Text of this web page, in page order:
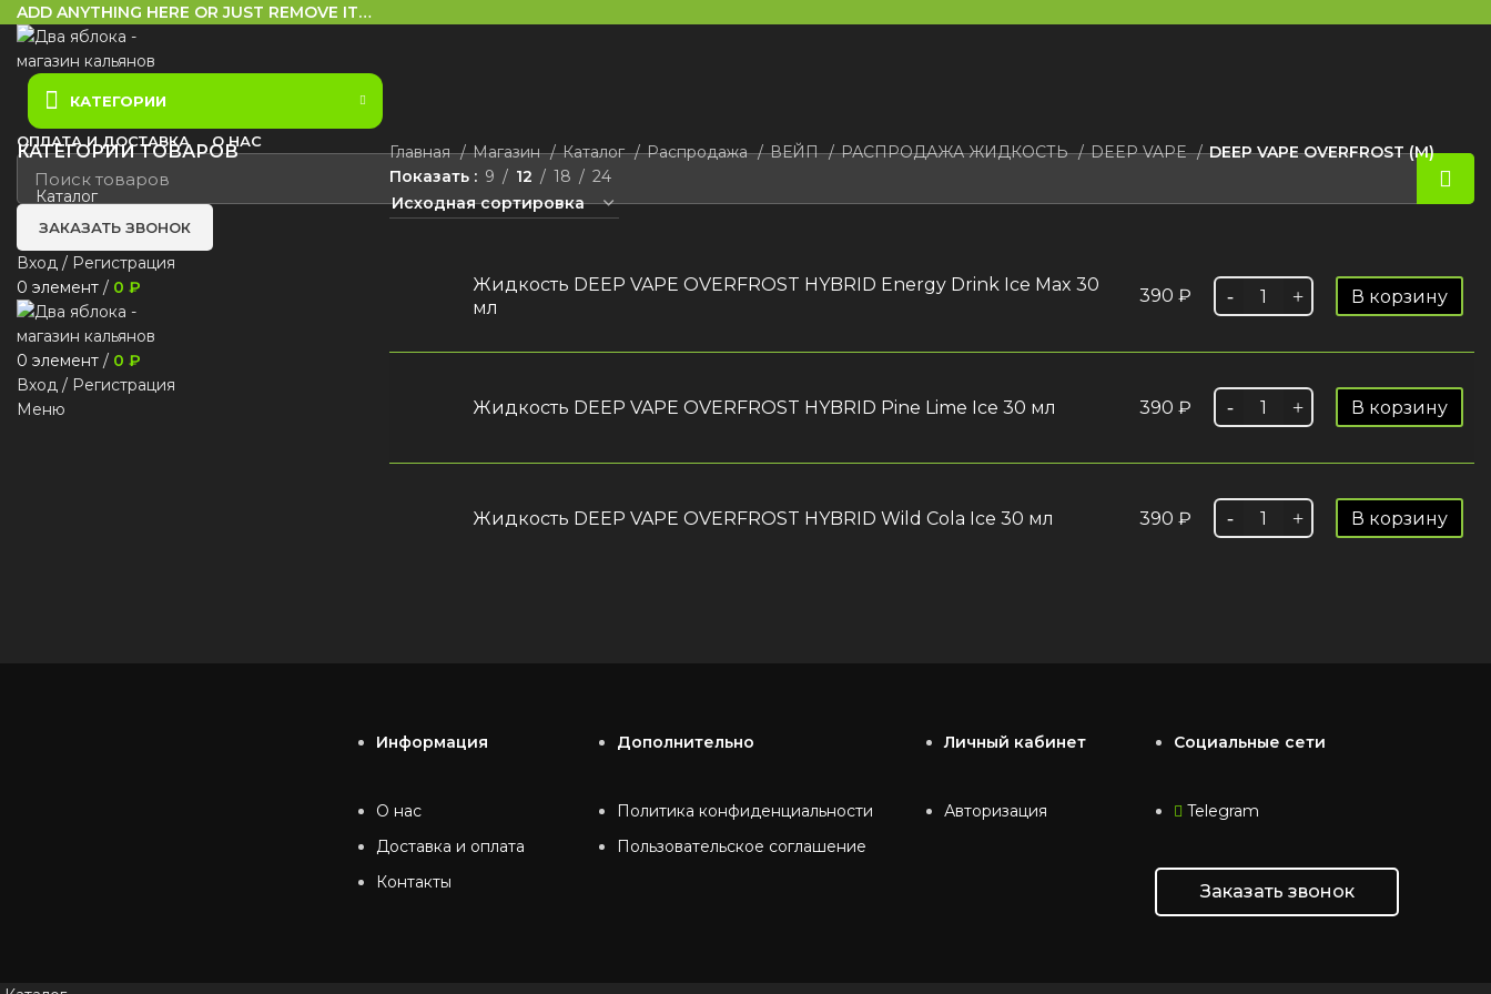
ADD ANYTHING HERE OR JUST REMOVE IT…
КАТЕГОРИИ
ОПЛАТА И ДОСТАВКА О НАС
ЗАКАЗАТЬ ЗВОНОК
Вход / Регистрация
0 элемент / 0 ₽
0 элемент / 0 ₽
Вход / Регистрация
Меню
Главная Магазин Каталог Распродажа ВЕЙП РАСПРОДАЖА ЖИДКОСТЬ DEEP VAPE
DEEP VAPE OVERFROST (М)
Показать
9 12 18 24
Жидкость DEEP VAPE OVERFROST HYBRID Energy Drink Ice Max 30
мл
390 ₽ В корзину
Жидкость DEEP VAPE OVERFROST HYBRID Pine Lime Ice 30 мл 390 ₽ В корзину
Жидкость DEEP VAPE OVERFROST HYBRID Wild Cola Ice 30 мл 390 ₽ В корзину
КАТЕГОРИИ ТОВАРОВ
Каталог
Информация
О нас
Доставка и оплата
Контакты
Дополнительно
Политика конфиденциальности
Пользовательское соглашение
Личный кабинет
Авторизация
Социальные сети
Telegram
Заказать звонок